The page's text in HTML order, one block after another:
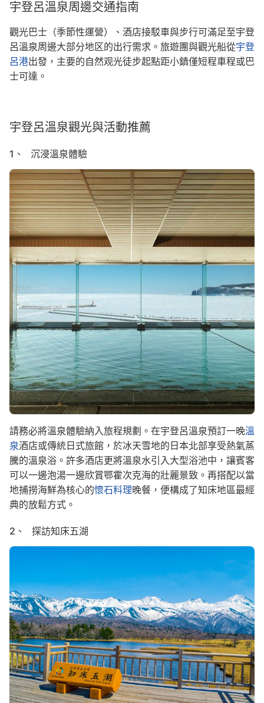
宇登呂溫泉周邊交通指南
觀光巴士（季節性運營）、酒店接駁車與步行可滿足至宇登
呂溫泉周邊大部分地区的出行需求。旅遊團與觀光船從宇登
呂港出發，主要的自然观光徒步起點距小鎮僅短程車程或巴
士可達。
宇登呂溫泉觀光與活動推薦
1、 沉浸溫泉體驗
Image
請務必將溫泉體驗納入旅程規劃。在宇登呂溫泉預訂一晚溫
泉酒店或傳統日式旅館，於冰天雪地的日本北部享受熱氣蒸
騰的溫泉浴。許多酒店更將溫泉水引入大型浴池中，讓賓客
可以一邊泡湯一邊欣賞鄂霍次克海的壯麗景致。再搭配以當
地捕撈海鮮為核心的懷石料理晚餐，便構成了知床地區最經
典的放鬆方式。
2、 探訪知床五湖
Image